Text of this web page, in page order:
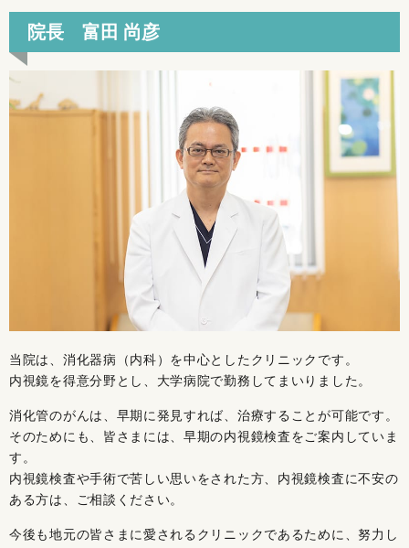
院長 富田 尚彦
当院は、消化器病（内科）を中心としたクリニックです。
内視鏡を得意分野とし、大学病院で勤務してまいりました。
消化管のがんは、早期に発見すれば、治療することが可能です。
そのためにも、皆さまには、早期の内視鏡検査をご案内していま
す。
内視鏡検査や手術で苦しい思いをされた方、内視鏡検査に不安の
ある方は、ご相談ください。
今後も地元の皆さまに愛されるクリニックであるために、努力し